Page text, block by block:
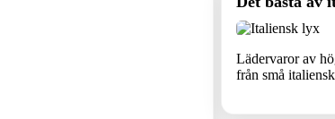
Lädervaror av
från små